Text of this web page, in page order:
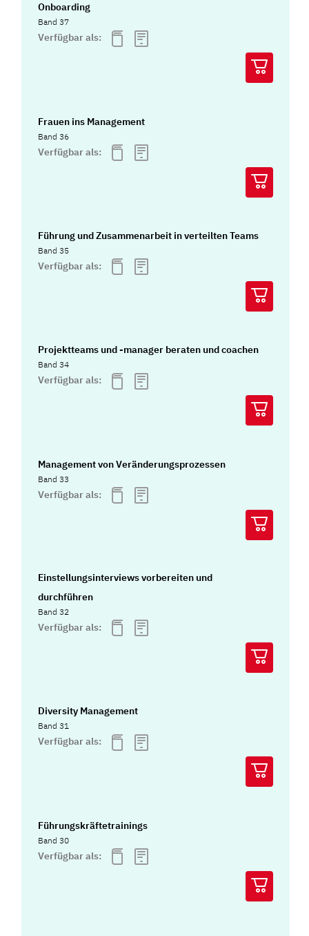
Onboarding
Band 37
Verfügbar als:
Frauen ins Management
Band 36
Verfügbar als:
Führung und Zusammenarbeit in verteilten Teams
Band 35
Verfügbar als:
Projektteams und -manager beraten und coachen
Band 34
Verfügbar als:
Management von Veränderungsprozessen
Band 33
Verfügbar als:
Einstellungsinterviews vorbereiten und
durchführen
Band 32
Verfügbar als:
Diversity Management
Band 31
Verfügbar als:
Führungskräftetrainings
Band 30
Verfügbar als: